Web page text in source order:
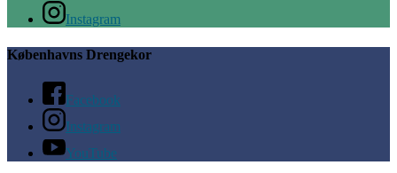
Instagram
Københavns Drengekor
Facebook
Instagram
YouTube